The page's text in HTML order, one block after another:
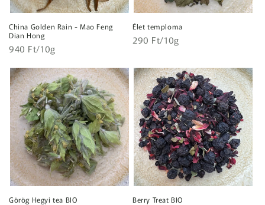
China Golden Rain - Mao Feng
Dian Hong
Normál
Egységár
940 Ft/10g
Élet temploma
Normál
Egységár
290 Ft/10g
Görög Hegyi tea BIO Berry Treat BIO